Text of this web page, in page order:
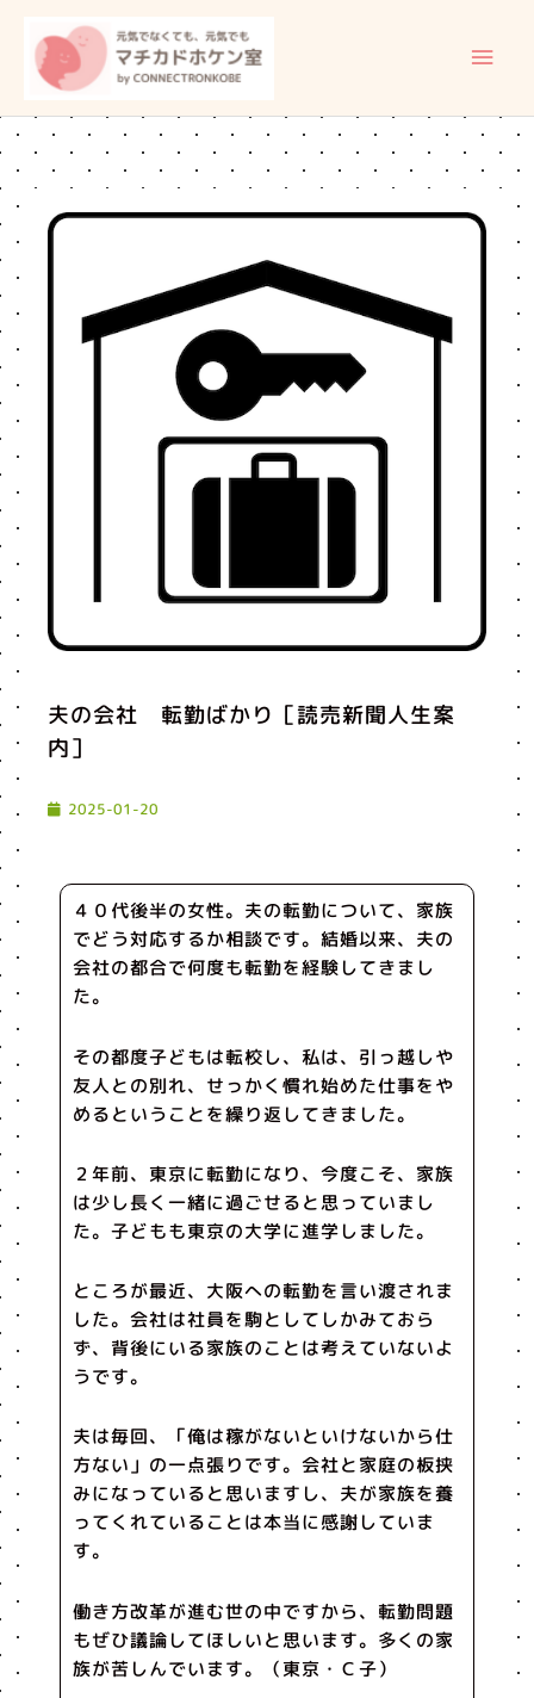
ッ
プ
イ
ン
メ
ニ
夫の会社 転勤ばかり［読売新聞人生案
内］
2025-01-20
４０代後半の女性。夫の転勤について、家族
でどう対応するか相談です。結婚以来、夫の
会社の都合で何度も転勤を経験してきまし
た。
その都度子どもは転校し、私は、引っ越しや
友人との別れ、せっかく慣れ始めた仕事をや
めるということを繰り返してきました。
２年前、東京に転勤になり、今度こそ、家族
は少し長く一緒に過ごせると思っていまし
た。子どもも東京の大学に進学しました。
ところが最近、大阪への転勤を言い渡されま
した。会社は社員を駒としてしかみておら
ず、背後にいる家族のことは考えていないよ
うです。
夫は毎回、「俺は稼がないといけないから仕
方ない」の一点張りです。会社と家庭の板挟
みになっていると思いますし、夫が家族を養
ってくれていることは本当に感謝していま
す。
働き方改革が進む世の中ですから、転勤問題
もぜひ議論してほしいと思います。多くの家
族が苦しんでいます。（東京・Ｃ子）